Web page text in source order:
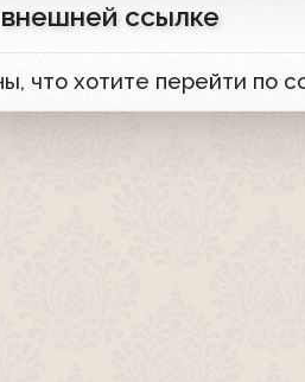
ссылке
что хотите перейти по